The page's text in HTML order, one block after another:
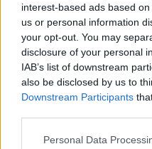
interest-based ads based
us or personal information
your opt-out. You may
disclosure of your personal
IAB’s list of downstream
also be disclosed by us to
Downstream Participants
Please note that this
Personal Data
MCU-ba. Egy eredeti
látványosan hiányzik
jelentheti, hogy a Marvel
a Bosszúállók: Végtelen